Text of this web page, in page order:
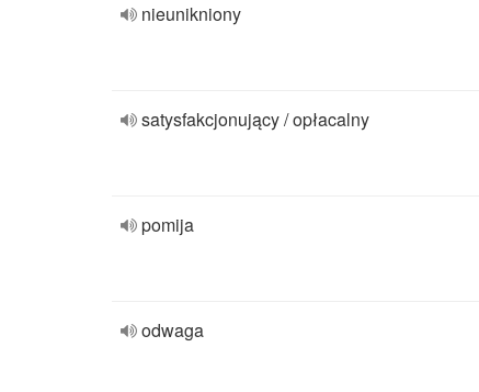
nieunikniony
satysfakcjonujący / opłacalny
pomija
odwaga